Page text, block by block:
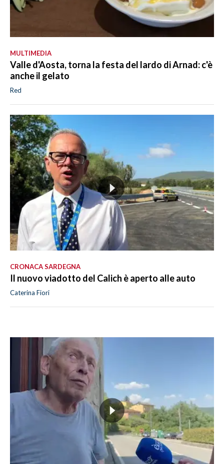
MULTIMEDIA
Valle d'Aosta, torna la festa del lardo di Arnad: c'è
anche il gelato
Red
CRONACA SARDEGNA
Il nuovo viadotto del Calich è aperto alle auto
Caterina Fiori